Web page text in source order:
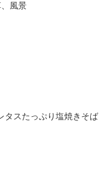
風景
タスたっぷり塩焼きそば